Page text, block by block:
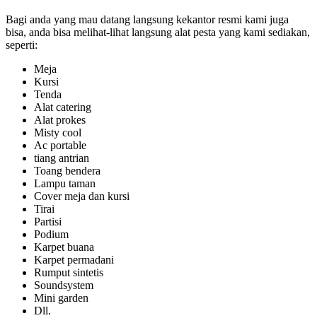
Bagi anda yang mau datang langsung kekantor resmi kami juga
bisa, anda bisa melihat-lihat langsung alat pesta yang kami sediakan,
seperti:
Meja
Kursi
Tenda
Alat catering
Alat prokes
Misty cool
Ac portable
tiang antrian
Toang bendera
Lampu taman
Cover meja dan kursi
Tirai
Partisi
Podium
Karpet buana
Karpet permadani
Rumput sintetis
Soundsystem
Mini garden
Dll.